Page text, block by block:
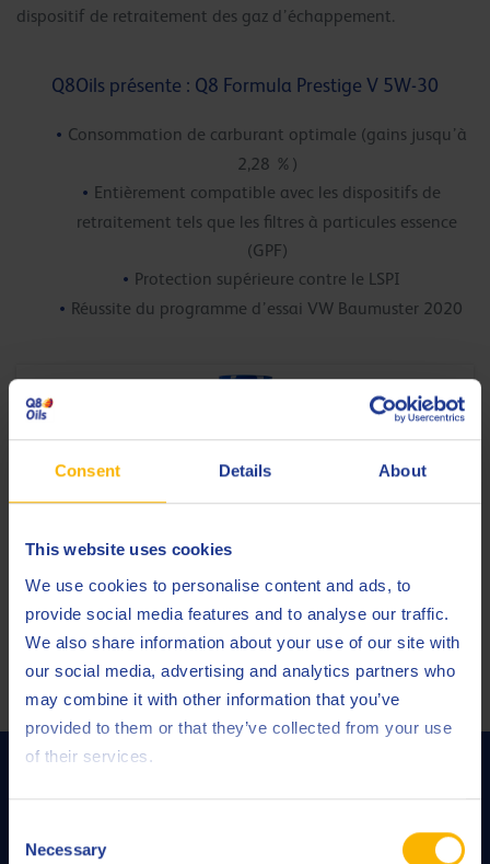
Consent Details About
This website uses cookies
We use cookies to personalise content and ads, to
provide social media features and to analyse our traffic.
We also share information about your use of our site with
our social media, advertising and analytics partners who
may combine it with other information that you’ve
provided to them or that they’ve collected from your use
of their services.
Selection
Necessary
dispositif de retraitement des gaz d’échappement.
Q8Oils présente : Q8 Formula Prestige V 5W-30
Consommation de carburant optimale (gains jusqu’à
2,28 %)
Entièrement compatible avec les dispositifs de
retraitement tels que les filtres à particules essence
(GPF)
Protection supérieure contre le LSPI
Réussite du programme d’essai VW Baumuster 2020
Huile moteur à ultra haute performance et à faible SAPS SAE
5W-30, ACEA C3, API SP et VW 504.00 / 507.00 Baumuster
2020.
Huile moteur
Contactez-nous pour découvrir tout le
potentiel de Q8 Formula Prestige V 5W-